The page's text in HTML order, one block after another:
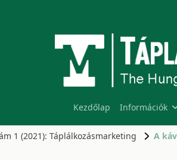
Kezdőlap Információk
1 (2021): Táplálkozásmarketing A